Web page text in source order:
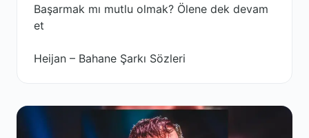
Başarmak mı mutlu olmak? Ölene dek devam
et
Heijan – Bahane Şarkı Sözleri